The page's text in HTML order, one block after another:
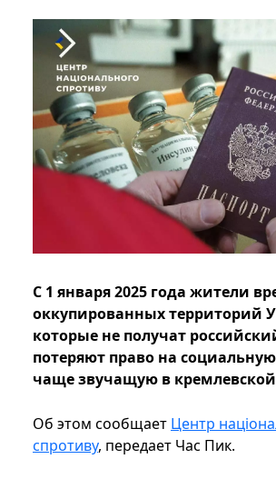
С 1 января 2025 года жители
оккупированных территорий
которые не получат
потеряют право на
чаще звучащую в
Об этом сообщает Центр
спротиву, передает Час Пик.